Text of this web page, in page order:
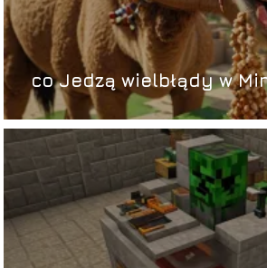
co Jedzą wielbłądy w